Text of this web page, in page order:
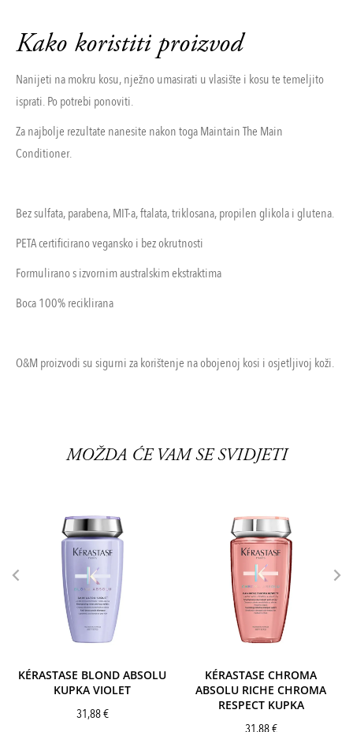
Kako koristiti proizvod
Nanijeti na mokru kosu, nježno umasirati u vlasište i kosu te temeljito
isprati. Po potrebi ponoviti.
Za najbolje rezultate nanesite nakon toga Maintain The Main
Conditioner.
Bez sulfata, parabena, MIT-a, ftalata, triklosana, propilen glikola i glutena.
PETA certificirano vegansko i bez okrutnosti
Formulirano s izvornim australskim ekstraktima
Boca 100% reciklirana
O&M proizvodi su sigurni za korištenje na obojenoj kosi i osjetljivoj koži.
MOŽDA ĆE VAM SE SVIDJETI
KÉRASTASE BLOND ABSOLU
KUPKA VIOLET
31,88€
KÉRASTASE CHROMA
ABSOLU RICHE CHROMA
RESPECT KUPKA
31,88€